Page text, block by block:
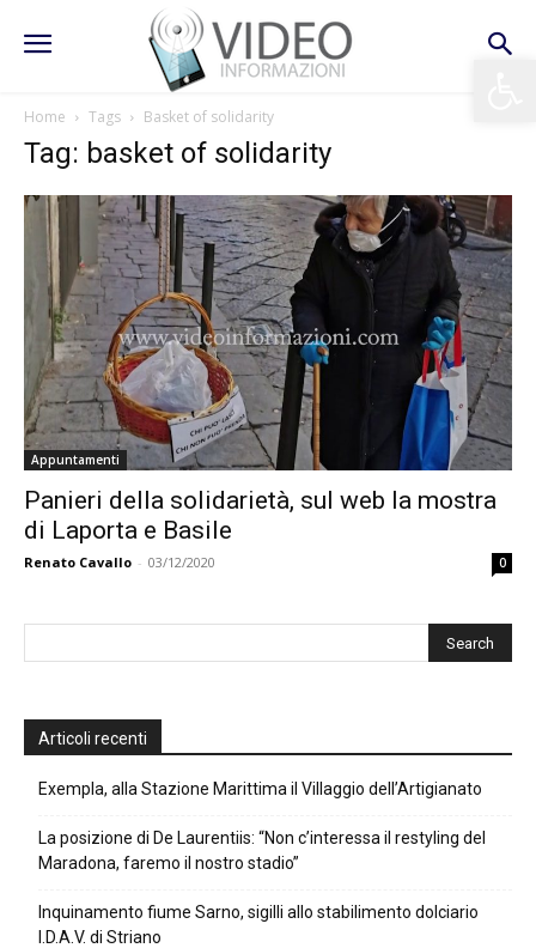
Home Tags Basket of solidarity
Tag: basket of solidarity
Appuntamenti
Panieri della solidarietà, sul web la mostra
di Laporta e Basile
Renato Cavallo - 03/12/2020 0
Articoli recenti
Exempla, alla Stazione Marittima il Villaggio dell’Artigianato
La posizione di De Laurentiis: “Non c’interessa il restyling del
Maradona, faremo il nostro stadio”
Inquinamento fiume Sarno, sigilli allo stabilimento dolciario
I.D.A.V. di Striano